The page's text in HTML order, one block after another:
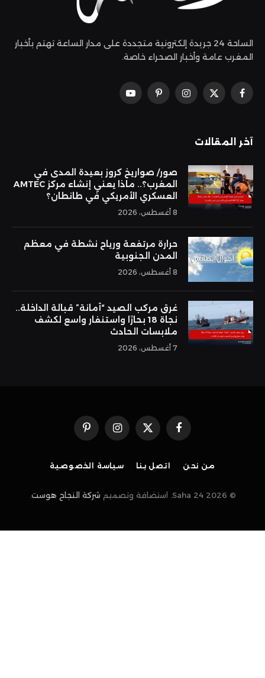
الساحة 24 جريدة إلكترونية متجددة على مدار الساعة تهتم بأخبار
المغرب عامة وأخبار الصحراء خاصة.
فيسبوك
X
الانستغرامبينتيريستيوتيوب
آخر المقالات
صور/ صواريخ كروز بعيدة المدى في
المغرب؟.. ماذا يعني إنشاء مركز AMTEC
العسكري الأمريكي في طانطان؟
8 أغسطس، 2026
حرارة مرتفعة ورياح نشطة في معظم
المدن الجنوبية
8 أغسطس، 2026
غرق مركب الصيد “أمانة” قبالة الداخلة..
نجاة 18 بحارًا واستنفار واسع لكشف
ملابسات الحادث
7 أغسطس، 2026
فيسبوكX
(Twitter)
الانستغرامبينتيريست
من نحن اتصل بنا سياسة الخصوصية
© 2026 Saha 24. استضافة وتصميم شركة النجاح هوست